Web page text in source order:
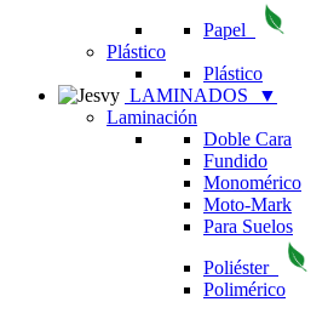
Papel
Plástico
Plástico
LAMINADOS
▼
Laminación
Doble Cara
Fundido
Monomérico
Moto-Mark
Para Suelos
Poliéster
Polimérico